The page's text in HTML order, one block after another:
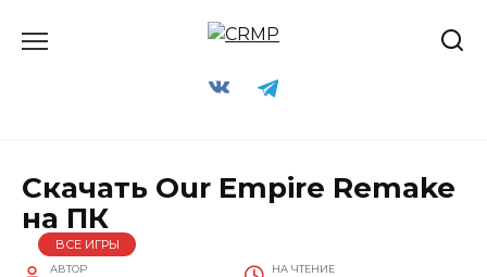
Скачать Our Empire Remake
на ПК
АВТОР НА ЧТЕНИЕ
ВСЕ ИГРЫ